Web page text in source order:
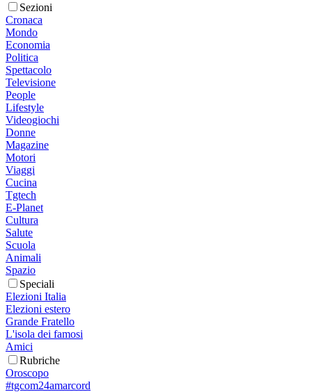
Sezioni
Cronaca
Mondo
Economia
Politica
Spettacolo
Televisione
People
Lifestyle
Videogiochi
Donne
Magazine
Motori
Viaggi
Cucina
Tgtech
E-Planet
Cultura
Salute
Scuola
Animali
Spazio
Speciali
Elezioni Italia
Elezioni estero
Grande Fratello
L'isola dei famosi
Amici
Rubriche
Oroscopo
#tgcom24amarcord